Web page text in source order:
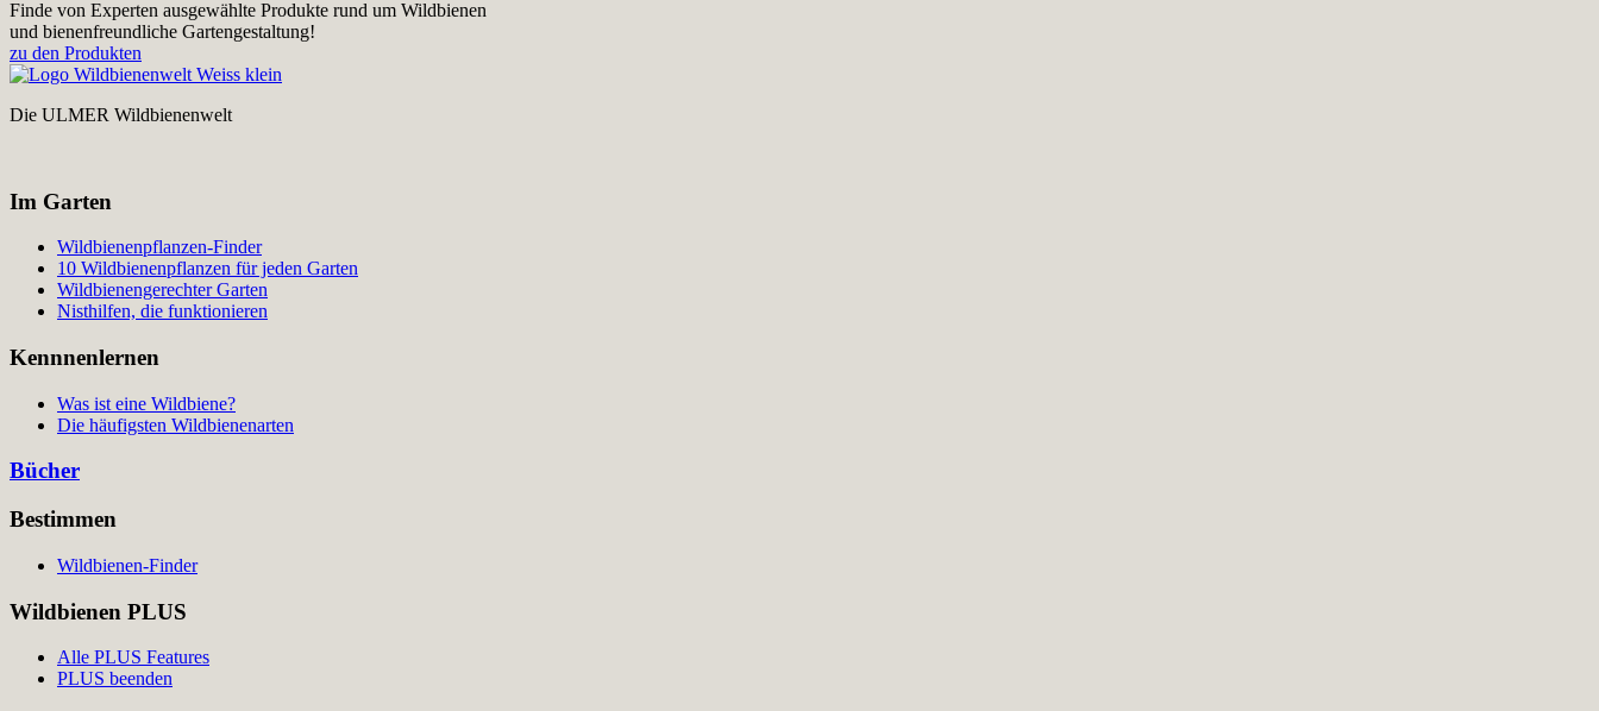
Finde von Experten ausgewählte Produkte rund um Wildbienen
und bienenfreundliche Gartengestaltung!
zu den Produkten
Die ULMER Wildbienenwelt
Im Garten
Wildbienenpflanzen-Finder
10 Wildbienenpflanzen für jeden Garten
Wildbienengerechter Garten
Nisthilfen, die funktionieren
Kennnenlernen
Was ist eine Wildbiene?
Die häufigsten Wildbienenarten
Bücher
Bestimmen
Wildbienen-Finder
Wildbienen PLUS
Alle PLUS Features
PLUS beenden